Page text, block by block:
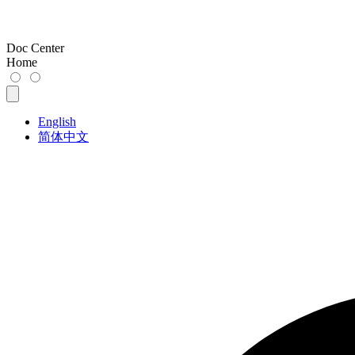
Doc Center
Home
English
简体中文